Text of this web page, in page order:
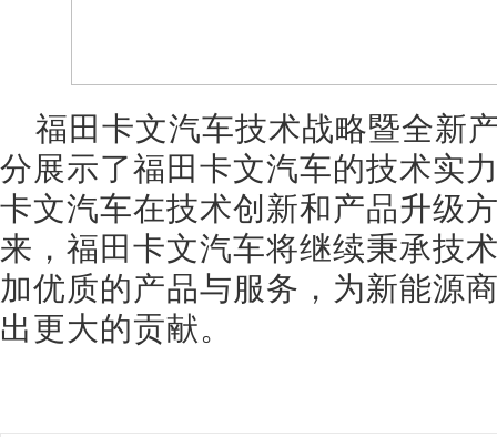
福田卡文汽车技术战略暨全新
分展示了福田卡文汽车的技术实
卡文汽车在技术创新和产品升级
来，福田卡文汽车将继续秉承技
加优质的产品与服务，为新能源
出更大的贡献。